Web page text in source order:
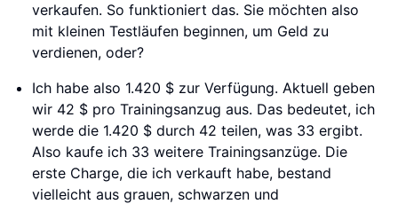
verkaufen. So funktioniert das. Sie möchten also
mit kleinen Testläufen beginnen, um Geld zu
verdienen, oder?
Ich habe also 1.420 $ zur Verfügung. Aktuell geben
wir 42 $ pro Trainingsanzug aus. Das bedeutet, ich
werde die 1.420 $ durch 42 teilen, was 33 ergibt.
Also kaufe ich 33 weitere Trainingsanzüge. Die
erste Charge, die ich verkauft habe, bestand
vielleicht aus grauen, schwarzen und